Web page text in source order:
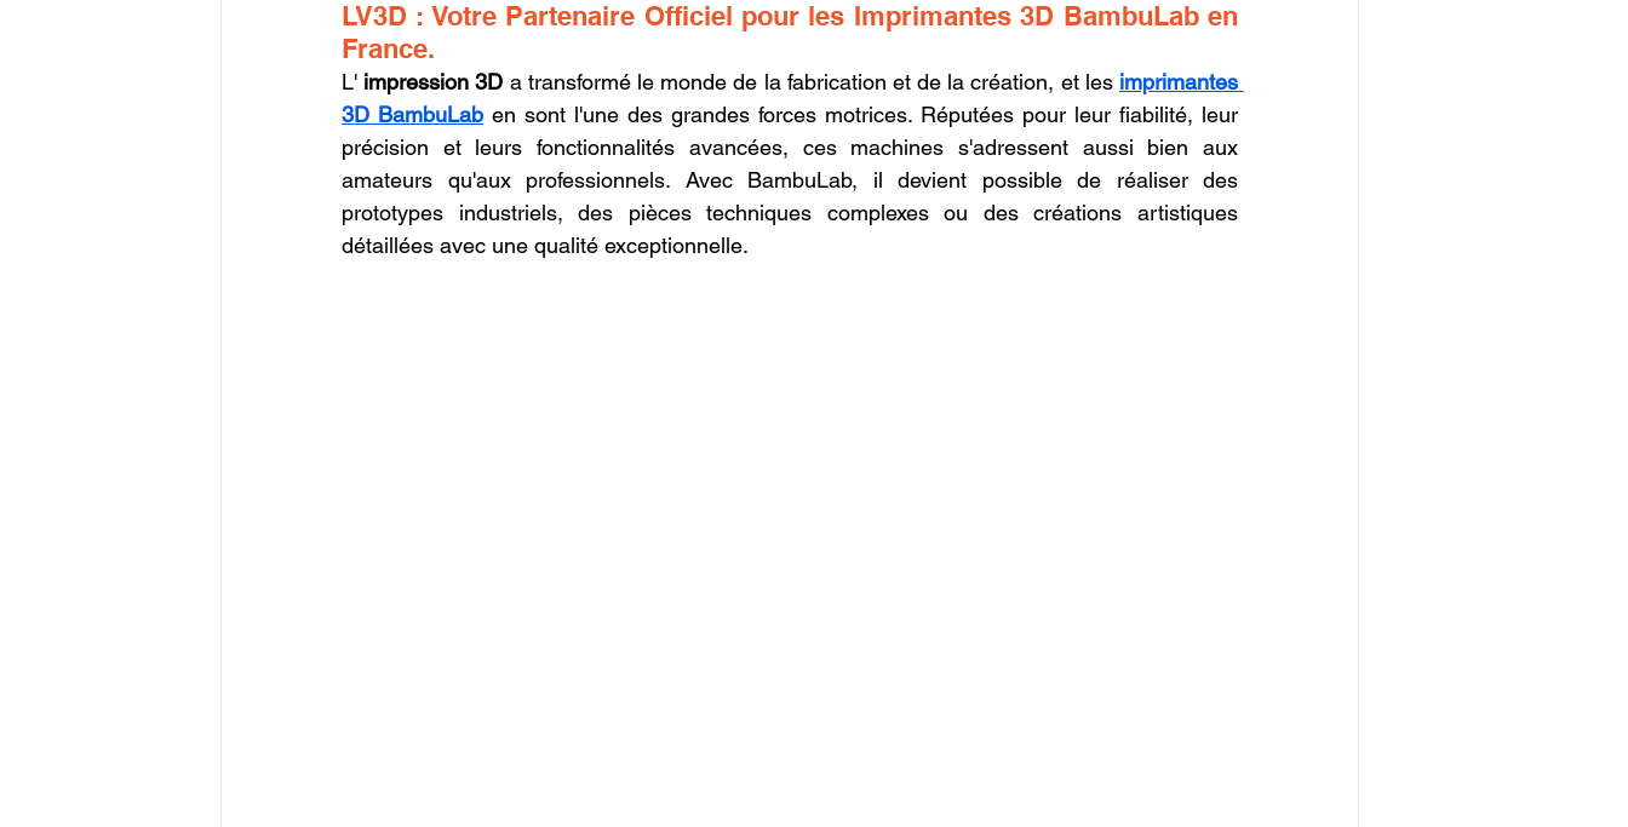
Commerce en Franchise concession LV3D Franchise LV3D Formation 3D QUALIOPI
CREALITY SPARKX i7 Color Combo Bambu Lab X2D SNAPMAKER U1
LV3D : Votre Partenaire Officiel pour les Imprimantes 3D BambuLab en
France.
L' impression 3D a transformé le monde de la fabrication et de la création, et les imprimantes
3D BambuLab en sont l'une des grandes forces motrices. Réputées pour leur fiabilité, leur
précision et leurs fonctionnalités avancées, ces machines s'adressent aussi bien aux
amateurs qu'aux professionnels. Avec BambuLab, il devient possible de réaliser des
prototypes industriels, des pièces techniques complexes ou des créations artistiques
détaillées avec une qualité exceptionnelle.